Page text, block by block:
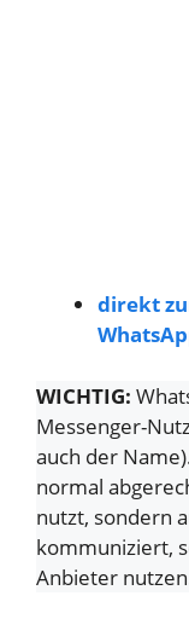
direkt
WICHTIG:
Messenger-
auch der
normal
nutzt, sondern
kommuniziert,
Anbieter